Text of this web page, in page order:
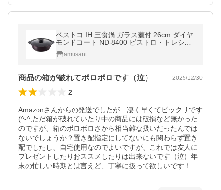
ベストコ IH 三食鍋 ガラス蓋付 26cm ダイヤ
モンドコート ND-8400 ビストロ・トレシェ
ルタamusant
商品の箱が破れてボロボロです（泣） 2025/12/30
2
Amazonさんからの発送でしたが…凄く早くてビックリです
(^-^;ただ箱が破れていたり中の商品には破損など無かった
のですが、箱のボロボロさから相当雑な扱いだったんでは
ないでしょうか？置き配指定にしてないにも関わらず置き
配でしたし、自宅使用なのでよいですが、これでは友人に
プレゼントしたりおススメしたりは出来ないです（泣）年
末の忙しい時期とは言えど、丁寧に扱って欲しいです！